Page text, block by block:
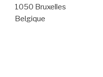
1050 Bruxelles
Belgique